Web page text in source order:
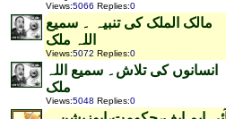
Views:5066 Replies:0
مالک الملک کی تنبیہ ۔ سمیع
اللہ ملک
Views:5072 Replies:0
انسانوں کی تلاش۔ سمیع اللہ
ملک
Views:5048 Replies:0